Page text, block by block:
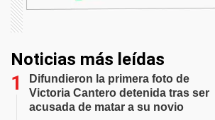
Noticias más leídas
Difundieron la primera foto de
Victoria Cantero detenida tras ser
acusada de matar a su novio